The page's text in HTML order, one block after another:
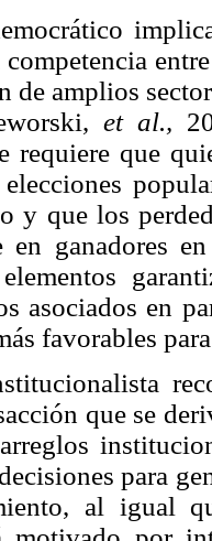
de amplios
et al.,
requiere que
y que los
en ganadores
asociados en
favorables
que se
para
al igual